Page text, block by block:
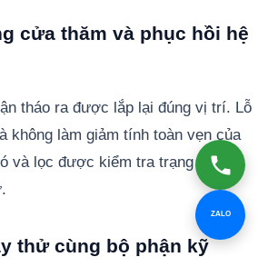
cửa thăm và phục hồi hệ
tháo ra được lắp lại đúng vị trí. Lỗ
không làm giảm tính toàn vẹn của
và lọc được kiểm tra trạng thái
thử cùng bộ phận kỹ
ZALO